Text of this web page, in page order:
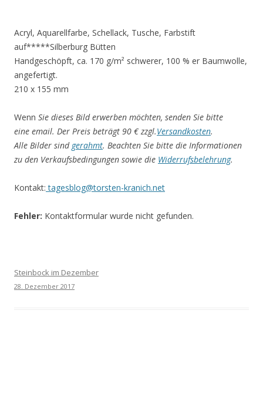
Acryl, Aquarellfarbe, Schellack, Tusche, Farbstift
auf*****Silberburg Bütten
Handgeschöpft, ca. 170 g/m² schwerer, 100 % er Baumwolle,
angefertigt.
210 x 155 mm
Wenn Sie dieses Bild erwerben möchten, senden Sie bitte
eine email. Der Preis beträgt 90 € zzgl.Versandkosten.
Alle Bilder sind gerahmt. Beachten Sie bitte die Informationen
zu den Verkaufsbedingungen sowie die Widerrufsbelehrung.
Kontakt: tagesblog@torsten-kranich.net
Fehler: Kontaktformular wurde nicht gefunden.
Steinbock im Dezember
28. Dezember 2017